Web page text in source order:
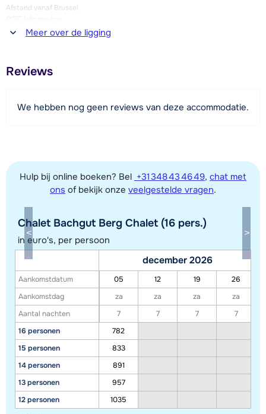
Afstand vanaf Brussel
Afstand tot restaurant of bar
400 meter
Afstand tot skibushalte
Bekijk kaart
Meer over de ligging
Reviews
We hebben nog geen reviews van deze accommodatie.
Hulp bij online boeken? Bel +31 348 43 46 49, chat met
ons of bekijk onze veelgestelde vragen.
Chalet Bachgut Berg Chalet (16 pers.)
in euro's, per persoon
Aankomstdatum
Aankomstdag
Aantal nachten
16 personen
15 personen
14 personen
13 personen
12 personen
december 2026
05 12 19
26
za
za za
za
7
7 7
7
782
833
891
957
1035